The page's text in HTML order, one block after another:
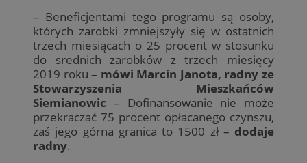
– Beneficjentami tego programu są osoby,
których zarobki zmniejszyły się w ostatnich
trzech miesiącach o 25 procent w stosunku
do srednich zarobków z trzech miesięcy
2019 roku – mówi Marcin Janota, radny ze
Stowarzyszenia Mieszkańców
Siemianowic – Dofinansowanie nie może
przekraczać 75 procent opłacanego czynszu,
zaś jego górna granica to 1500 zł – dodaje
radny.